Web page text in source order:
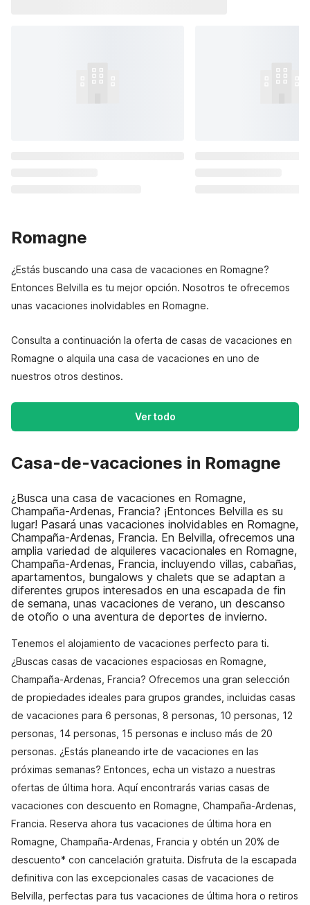
Romagne
¿Estás buscando una casa de vacaciones en Romagne?
Entonces Belvilla es tu mejor opción. Nosotros te ofrecemos
unas vacaciones inolvidables en Romagne.
Consulta a continuación la oferta de casas de vacaciones en
Romagne o alquila una casa de vacaciones en uno de
nuestros otros destinos.
Ver todo
Casa-de-vacaciones in Romagne
¿Busca una casa de vacaciones en Romagne,
Champaña-Ardenas, Francia? ¡Entonces Belvilla es su
lugar! Pasará unas vacaciones inolvidables en Romagne,
Champaña-Ardenas, Francia. En Belvilla, ofrecemos una
amplia variedad de alquileres vacacionales en Romagne,
Champaña-Ardenas, Francia, incluyendo villas, cabañas,
apartamentos, bungalows y chalets que se adaptan a
diferentes grupos interesados en una escapada de fin
de semana, unas vacaciones de verano, un descanso
de otoño o una aventura de deportes de invierno.
Tenemos el alojamiento de vacaciones perfecto para ti.
¿Buscas casas de vacaciones espaciosas en Romagne,
Champaña-Ardenas, Francia? Ofrecemos una gran selección
de propiedades ideales para grupos grandes, incluidas casas
de vacaciones para 6 personas, 8 personas, 10 personas, 12
personas, 14 personas, 15 personas e incluso más de 20
personas. ¿Estás planeando irte de vacaciones en las
próximas semanas? Entonces, echa un vistazo a nuestras
ofertas de última hora. Aquí encontrarás varias casas de
vacaciones con descuento en Romagne, Champaña-Ardenas,
Francia. Reserva ahora tus vacaciones de última hora en
Romagne, Champaña-Ardenas, Francia y obtén un 20% de
descuento* con cancelación gratuita. Disfruta de la escapada
definitiva con las excepcionales casas de vacaciones de
Belvilla, perfectas para tus vacaciones de última hora o retiros